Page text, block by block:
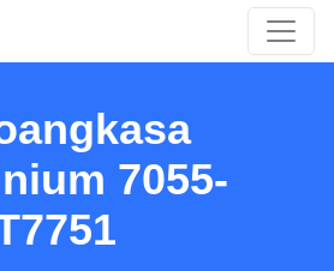
7055-